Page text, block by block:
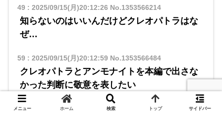
49: 2025/09/15(月)20:12:26 No.1353566214
知らないのはいいんだけどクレオパトラはな
ぜ…
59: 2025/09/15(月)20:12:59No.1353566484
クレオパトラとアンモナイトを本編で出さな
かった判断に敬意を表したい
やられてたら頭おかしくなってた
メニュー ホーム 検索 トップ サイドバー